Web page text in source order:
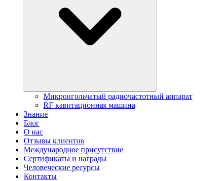
Микроигольчатый радиочастотный аппарат
RF кавитационная машина
Знание
Блог
О нас
Отзывы клиентов
Международное присутствие
Сертификаты и награды
Человеческие ресурсы
Контакты